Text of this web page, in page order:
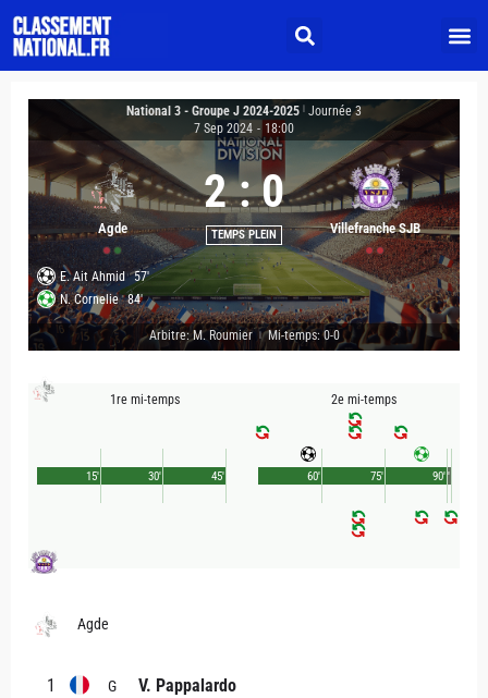
National 3 - Groupe J 2024-2025 Journée 3
7 Sep 2024 - 18:00
Agde
2 : 0
TEMPS PLEIN Villefranche SJB
E. Ait Ahmid
57'
N. Cornelie 84'
Arbitre: M. Roumier | Mi-temps: 0-0
1re mi-temps
45'
15' 30'
2e mi-temps
90'
60' 75' 1'
Agde
1 G
V. Pappalardo